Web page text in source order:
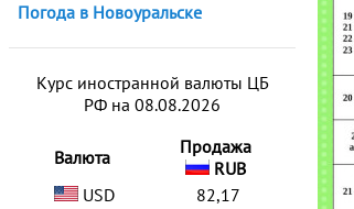
Погода в Новоуральске
Курс иностранной валюты ЦБ
РФ на 08.08.2026
Валюта
Продажа
RUB
USD
82,17